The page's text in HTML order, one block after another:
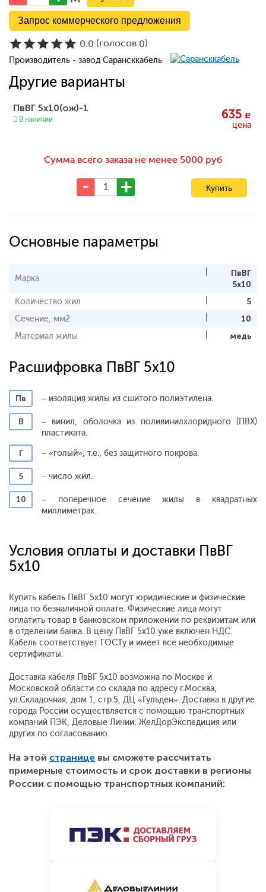
Запрос коммерческого предложения
0.0 (голосов 0)
Производитель - завод Сарансккабель
Другие варианты
ПвВГ 5x10(ож)-1
В наличии 635 c
цена
Сумма всего заказа не менее 5000 руб
Основные параметры
Марка
ПвВГ
5x10
Количество жил
5
Сечение, мм2
10
Материал жилы
медь
Расшифровка ПвВГ 5x10
Пв – изоляция жилы из сшитого полиэтилена.
В
– винил, оболочка из поливинилхлоридного (ПВХ)
пластиката.
Г
– «голый», т.е., без защитного покрова.
5 – число жил.
10
– поперечное сечение жилы в квадратных
миллиметрах.
Условия оплаты и доставки ПвВГ
5x10
Купить кабель ПвВГ 5x10 могут юридические и физические
лица по безналичной оплате. Физические лица могут
оплатить товар в банковском приложении по реквизитам или
в отделении банка. В цену ПвВГ 5x10 уже включен НДС.
Кабель соответствует ГОСТу и имеет все необходимые
сертификаты.
Доставка кабеля ПвВГ 5x10 возможна по Москве и
Московской области со склада по адресу г.Москва,
ул.Складочная, дом 1, стр.5, ДЦ «Гульден». Доставка в другие
города России осуществляется с помощью транспортных
компаний ПЭК, Деловые Линии, ЖелДорЭкспедиция или
других по согласованию.
На этой странице вы сможете рассчитать
примерные стоимость и срок доставки в регионы
России с помощью транспортных компаний: